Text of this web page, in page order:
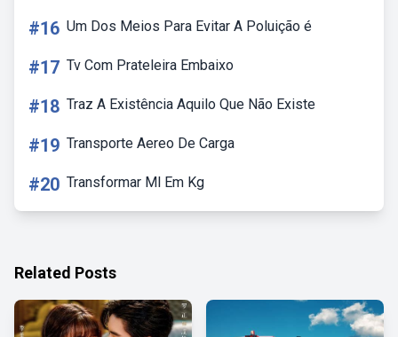
#16 Um Dos Meios Para Evitar A Poluição é
#17 Tv Com Prateleira Embaixo
#18 Traz A Existência Aquilo Que Não Existe
#19 Transporte Aereo De Carga
#20 Transformar Ml Em Kg
Related Posts